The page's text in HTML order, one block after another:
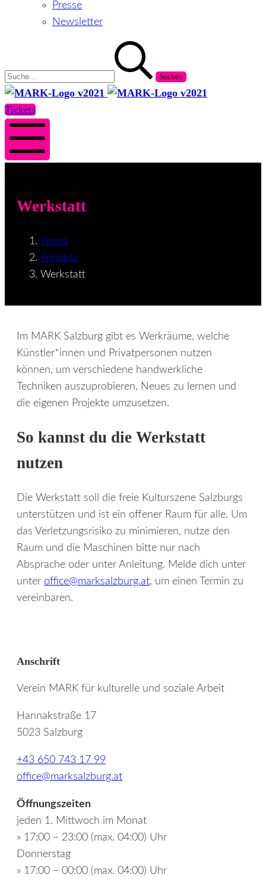
Presse
Newsletter
MARK
Tickets
Mobile
Werkstatt
Home
Projekte
Werkstatt
Im MARK Salzburg gibt es Werkräume, welche
Künstler*innen und Privatpersonen nutzen
können, um verschiedene handwerkliche
Techniken auszuprobieren, Neues zu lernen und
die eigenen Projekte umzusetzen.
So kannst du die Werkstatt
nutzen
Die Werkstatt soll die freie Kulturszene Salzburgs
unterstützen und ist ein offener Raum für alle. Um
das Verletzungsrisiko zu minimieren, nutze den
Raum und die Maschinen bitte nur nach
Absprache oder unter Anleitung. Melde dich unter
unter office@marksalzburg.at, um einen Termin zu
vereinbaren.
Anschrift
Verein MARK für kulturelle und soziale Arbeit
Hannakstraße 17
5023 Salzburg
+43 650 743 17 99
office@marksalzburg.at
Öffnungszeiten
jeden 1. Mittwoch im Monat
» 17:00 – 23:00 (max. 04:00) Uhr
Donnerstag
» 17:00 – 00:00 (max. 04:00) Uhr